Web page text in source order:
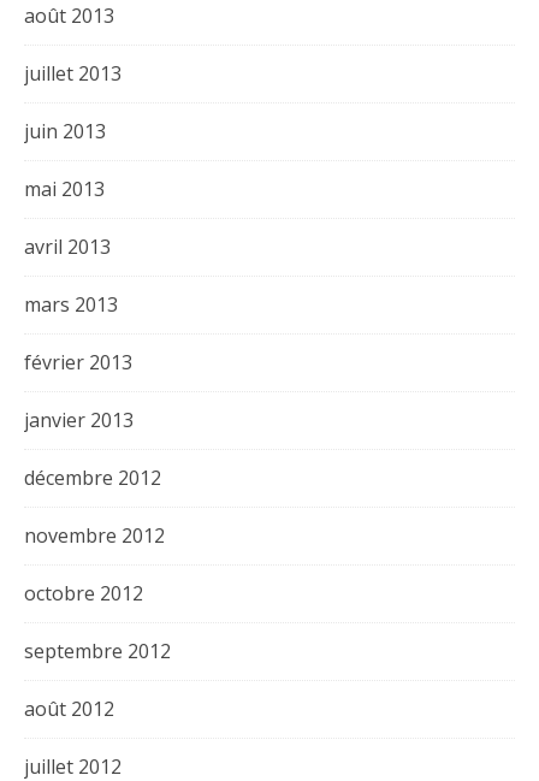
août 2013
juillet 2013
juin 2013
mai 2013
avril 2013
mars 2013
février 2013
janvier 2013
décembre 2012
novembre 2012
octobre 2012
septembre 2012
août 2012
juillet 2012